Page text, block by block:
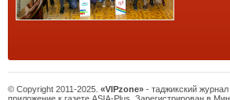
© Copyright 2011-2025. «VIPzone» - таджикский